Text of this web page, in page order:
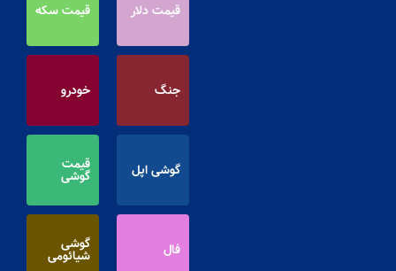
قیمت دلار قیمت سکه
جنگ خودرو
گوشی اپل قیمت
گوشی
فال گوشی
شیائومی